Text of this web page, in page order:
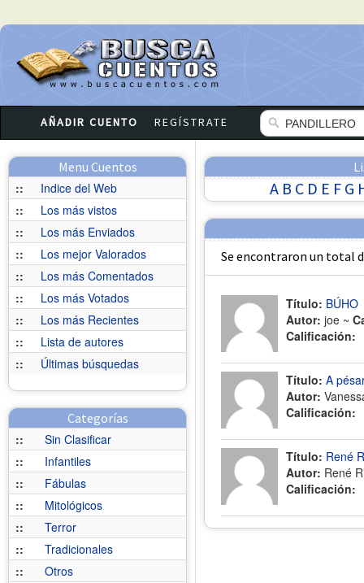
AÑADIR CUENTO REGÍSTRATE
Menu Cuentos
::
Indice del Web
::
Los más vistos
::
Los más Enviados
::
Los mejor Valorados
::
Los más Comentados
::
Los más Votados
::
Los más Recientes
::
Lista de autores
::
Últimas búsquedas
Categorías
::
Sin Clasificar
::
Infantiles
::
Fábulas
::
Mitológicos
::
Terror
::
Tradicionales
::
Otros
A B C D E F G
Se encontraron un total
Título: BÚHO
Autor: joe ~
Calificación:
Título: A
Autor:
Calificación:
Título: René
Autor: René
Calificación: